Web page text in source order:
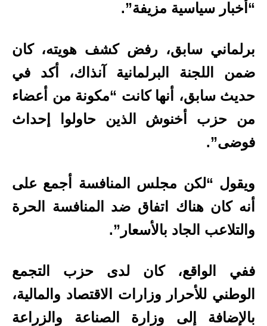
“أخبار سياسية مزيفة”.
برلماني سابق، رفض كشف هويته، كان
ضمن اللجنة البرلمانية آنذاك، أكد في
حديث سابق، أنها كانت “مكونة من أعضاء
من حزب أخنوش الذين حاولوا إحداث
فوضى”.
ويقول “لكن مجلس المنافسة أجمع على
أنه كان هناك اتفاق ضد المنافسة الحرة
والتلاعب الجاد بالأسعار”.
ففي الواقع، كان لدى حزب التجمع
الوطني للأحرار وزارات الاقتصاد والمالية،
بالإضافة إلى وزارة الصناعة والزراعة